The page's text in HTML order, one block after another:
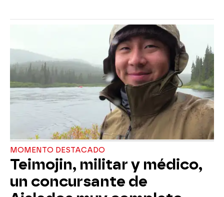
MOMENTO DESTACADO
Teimojin, militar y médico,
un concursante de